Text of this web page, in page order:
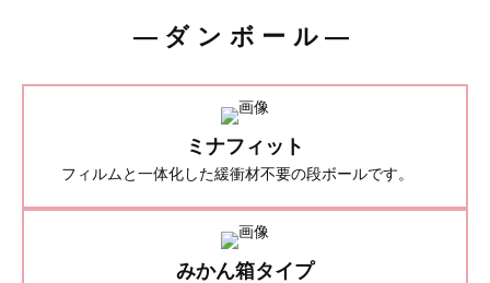
―ダンボール―
ミナフィット
フィルムと一体化した緩衝材不要の段ボールです。
みかん箱タイプ